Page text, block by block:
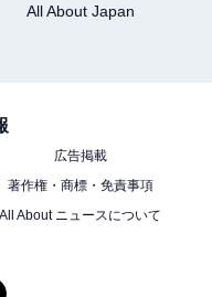
All About Japan
広告掲載
著作権・商標・免責事項
All About ニュースについて